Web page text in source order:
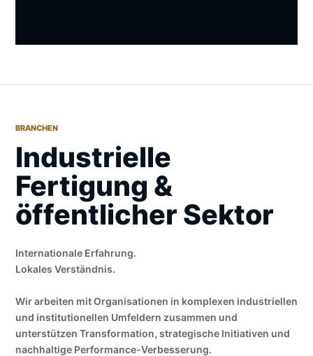
BRANCHEN
Industrielle
Fertigung &
öffentlicher Sektor
Internationale Erfahrung.
Lokales Verständnis.
Wir arbeiten mit Organisationen in komplexen industriellen
und institutionellen Umfeldern zusammen und
unterstützen Transformation, strategische Initiativen und
nachhaltige Performance-Verbesserung.